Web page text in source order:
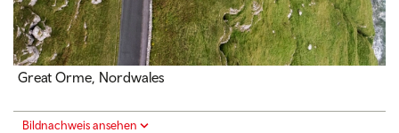
Great Orme, Nordwales
Bildnachweis ansehen